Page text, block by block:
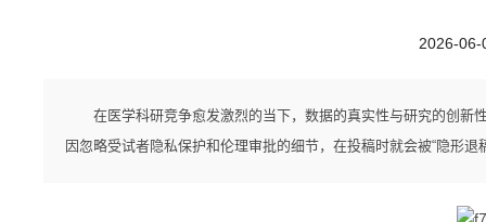
2026-06-
在医学科研竞争愈发激烈的当下，数据的真实性与研究的创新
因忽略受试者隐私保护和伦理审批的细节，在投稿时就会被“隐形退